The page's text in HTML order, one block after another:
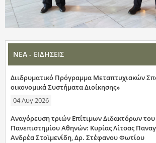
ΝΕΑ - ΕΙΔΗΣΕΙΣ
Διιδρυματικό Πρόγραμμα Μεταπτυχιακών
οικονομικά Συστήματα Διοίκησης»
04 Αυγ 2026
Αναγόρευση τριών Επίτιμων Διδακτόρων
Πανεπιστημίου Αθηνών: Κυρίας Λίτσας
Ανδρέα Στοϊμενίδη, Δρ. Στέφανου Φωτίου